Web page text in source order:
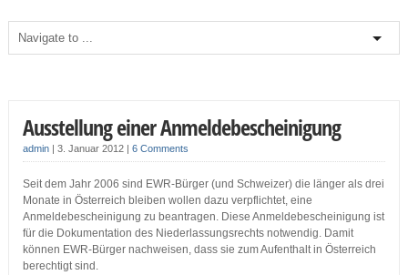
Ausstellung einer Anmeldebescheinigung
admin| 3. Januar 2012 | 6 Comments
Seit dem Jahr 2006 sind EWR-Bürger (und Schweizer) die länger als drei
Monate in Österreich bleiben wollen dazu verpflichtet, eine
Anmeldebescheinigung zu beantragen. Diese Anmeldebescheinigung ist
für die Dokumentation des Niederlassungsrechts notwendig. Damit
können EWR-Bürger nachweisen, dass sie zum Aufenthalt in Österreich
berechtigt sind.